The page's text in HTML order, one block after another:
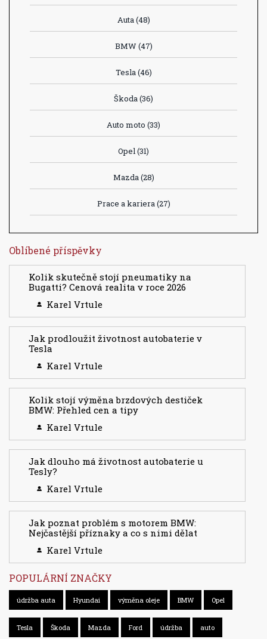
Auta(48)
BMW (47)
Tesla(46)
Škoda(36)
Auto moto (33)
Opel(31)
Mazda(28)
Prace a kariera(27)
Oblíbené příspěvky
Kolik skutečně stojí pneumatiky na
Bugatti? Cenová realita v roce 2026
Karel Vrtule
Jak prodloužit životnost autobaterie v
Tesla
Karel Vrtule
Kolik stojí výměna brzdových destiček
BMW: Přehled cen a tipy
Karel Vrtule
Jak dlouho má životnost autobaterie u
Tesly?
Karel Vrtule
Jak poznat problém s motorem BMW:
Nejčastější příznaky a co s nimi dělat
Karel Vrtule
POPULÁRNÍ ZNAČKY
údržba auta Hyundai výměna oleje BMW Opel
Tesla Škoda Mazda Ford údržba auto